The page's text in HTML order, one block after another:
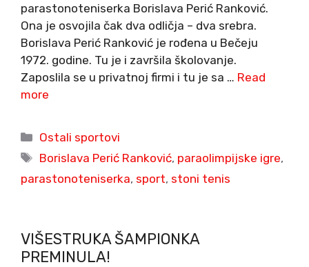
parastonoteniserka Borislava Perić Ranković.
Ona je osvojila čak dva odličja – dva srebra.
Borislava Perić Ranković je rođena u Bečeju
1972. godine. Tu je i završila školovanje.
Zaposlila se u privatnoj firmi i tu je sa … Read
more
Categories
Ostali sportovi
Tags
Borislava Perić Ranković, paraolimpijske igre,
parastonoteniserka, sport, stoni tenis
VIŠESTRUKA ŠAMPIONKA
PREMINULA!